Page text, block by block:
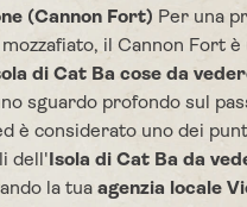
(Cannon Fort) Per una
il Cannon Fort è
di Cat Ba cose da
sguardo profondo sul
è considerato uno dei
dell'Isola di Cat Ba da
la tua agenzia locale